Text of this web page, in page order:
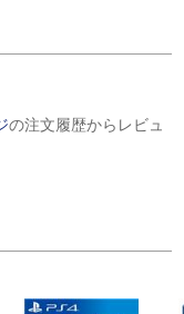
の注文履歴からレビュ